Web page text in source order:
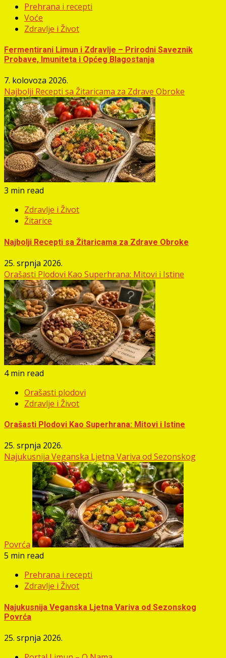
Prehrana i recepti
Voće
Zdravlje i Život
Fermentirani Limun i Zdravlje – Prirodni Saveznik
Probave, Imuniteta i Općeg Blagostanja
7. kolovoza 2026.
Najbolji Recepti sa Žitaricama za Zdrave Obroke
3 min read
Zdravlje i Život
Žitarice
Najbolji Recepti sa Žitaricama za Zdrave Obroke
25. srpnja 2026.
Orašasti Plodovi Kao Superhrana: Mitovi i Istine
4 min read
Orašasti plodovi
Zdravlje i Život
Orašasti Plodovi Kao Superhrana: Mitovi i Istine
25. srpnja 2026.
Najukusnija Veganska Ljetna Variva od Sezonskog
Povrća
5 min read
Prehrana i recepti
Zdravlje i Život
Najukusnija Veganska Ljetna Variva od Sezonskog
Povrća
25. srpnja 2026.